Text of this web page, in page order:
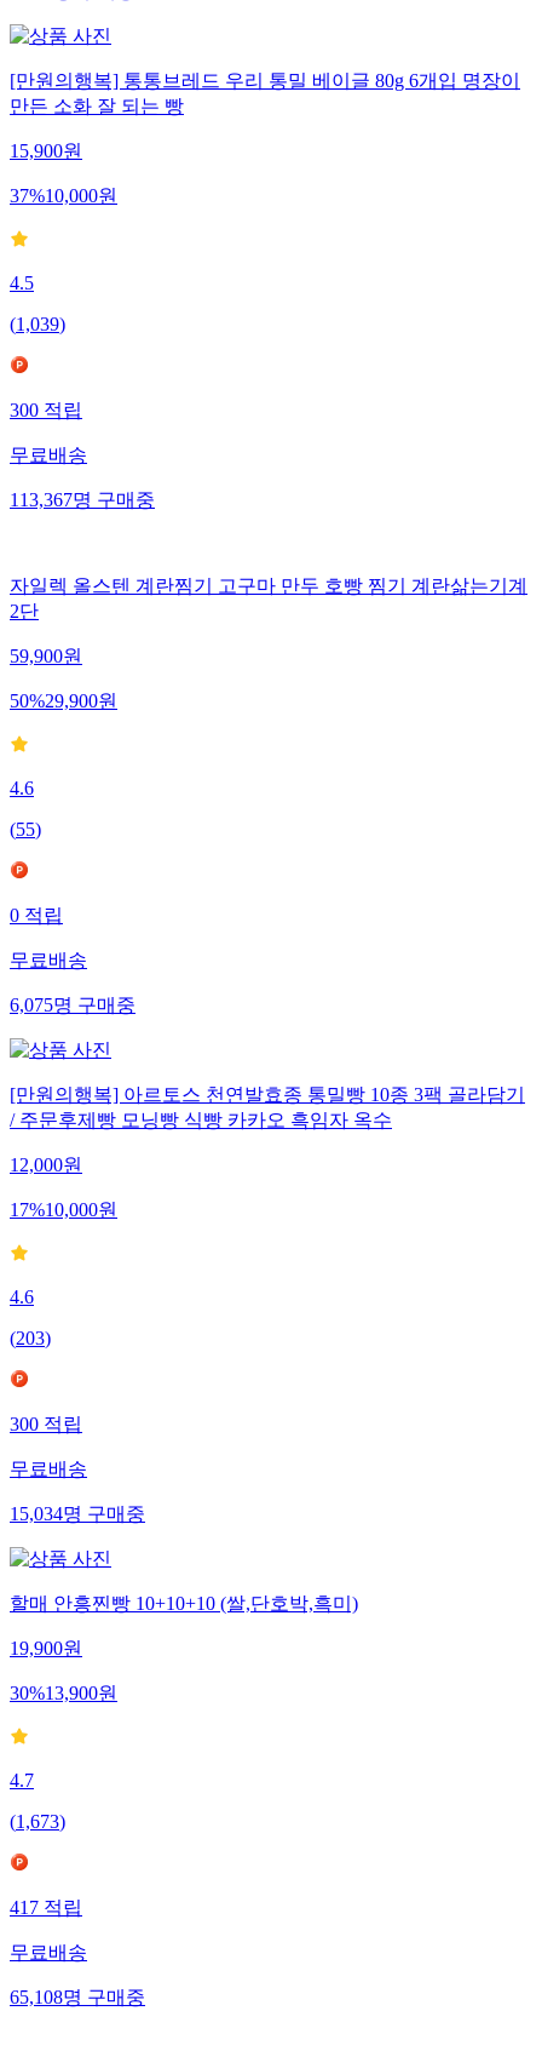
[만원의행복] 통통브레드 우리 통밀 베이글 80g 6개입 명장이
만든 소화 잘 되는 빵
15,900원
37%10,000원
4.5
(1,039)
300 적립
무료배송
113,367명 구매중
자일렉 올스텐 계란찜기 고구마 만두 호빵 찜기 계란삶는기계
2단
59,900원
50%29,900원
4.6
(55)
0적립
무료배송
6,075명구매중
[만원의행복] 아르토스 천연발효종 통밀빵 10종 3팩 골라담기
/ 주문후제빵 모닝빵 식빵 카카오 흑임자 옥수
12,000원
17%10,000원
4.6
(203)
300적립
무료배송
15,034명구매중
할매 안흥찐빵 10+10+10 (쌀,단호박,흑미)
19,900원
30%13,900원
4.7
(1,673)
417적립
무료배송
65,108명구매중